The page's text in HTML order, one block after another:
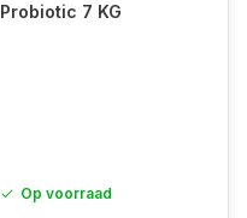
Probiotic 7 KG
Op voorraad